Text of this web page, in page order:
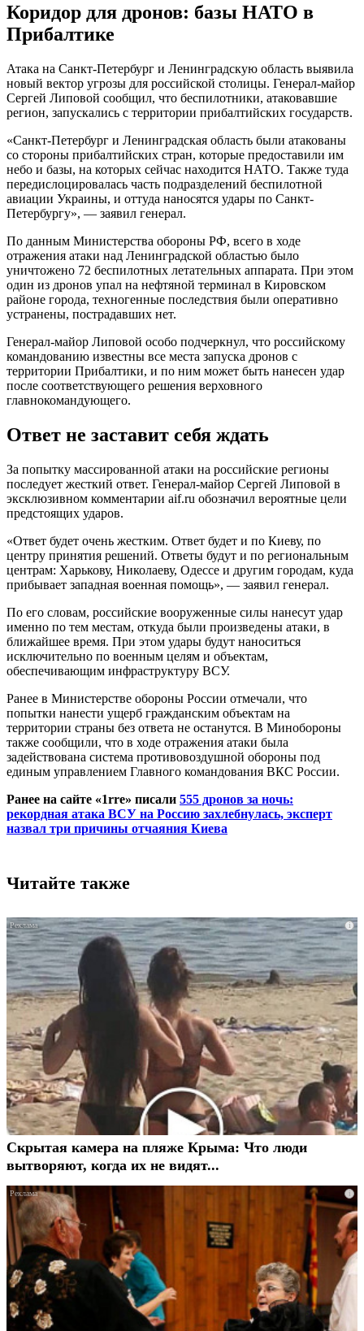
Коридор для дронов: базы НАТО в
Прибалтике
Атака на Санкт-Петербург и Ленинградскую область выявила
новый вектор угрозы для российской столицы. Генерал-майор
Сергей Липовой сообщил, что беспилотники, атаковавшие
регион, запускались с территории прибалтийских государств.
«Санкт-Петербург и Ленинградская область были атакованы
со стороны прибалтийских стран, которые предоставили им
небо и базы, на которых сейчас находится НАТО. Также туда
передислоцировалась часть подразделений беспилотной
авиации Украины, и оттуда наносятся удары по Санкт-
Петербургу», — заявил генерал.
По данным Министерства обороны РФ, всего в ходе
отражения атаки над Ленинградской областью было
уничтожено 72 беспилотных летательных аппарата. При этом
один из дронов упал на нефтяной терминал в Кировском
районе города, техногенные последствия были оперативно
устранены, пострадавших нет.
Генерал-майор Липовой особо подчеркнул, что российскому
командованию известны все места запуска дронов с
территории Прибалтики, и по ним может быть нанесен удар
после соответствующего решения верховного
главнокомандующего.
Ответ не заставит себя ждать
За попытку массированной атаки на российские регионы
последует жесткий ответ. Генерал-майор Сергей Липовой в
эксклюзивном комментарии aif.ru обозначил вероятные цели
предстоящих ударов.
«Ответ будет очень жестким. Ответ будет и по Киеву, по
центру принятия решений. Ответы будут и по региональным
центрам: Харькову, Николаеву, Одессе и другим городам, куда
прибывает западная военная помощь», — заявил генерал.
По его словам, российские вооруженные силы нанесут удар
именно по тем местам, откуда были произведены атаки, в
ближайшее время. При этом удары будут наноситься
исключительно по военным целям и объектам,
обеспечивающим инфраструктуру ВСУ.
Ранее в Министерстве обороны России отмечали, что
попытки нанести ущерб гражданским объектам на
территории страны без ответа не останутся. В Минобороны
также сообщили, что в ходе отражения атаки была
задействована система противовоздушной обороны под
единым управлением Главного командования ВКС России.
Ранее на сайте «1rre» писали 555 дронов за ночь:
рекордная атака ВСУ на Россию захлебнулась, эксперт
назвал три причины отчаяния Киева
Читайте также
i
Скрытая камера на пляже Крыма: Что люди
вытворяют, когда их не видят...
i